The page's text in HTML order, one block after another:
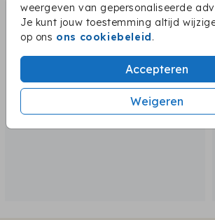
weergeven van gepersonaliseerde
Je kunt jouw toestemming altijd
op ons ons cookiebeleid.
Accepteren
Weigeren